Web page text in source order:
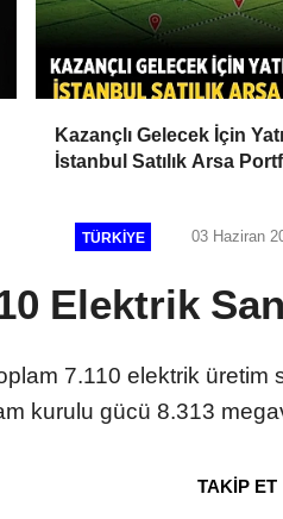
Kazançlı Gelecek İçin
İstanbul Satılık Arsa
TÜRKIYE 03 Haziran
Elektrik
7.110 elektrik üretim
kurulu gücü 8.313
TAKİP ET